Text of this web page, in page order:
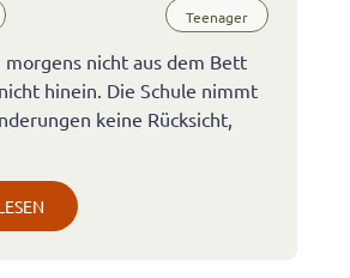
Teenager
morgens nicht aus dem Bett
hinein. Die Schule nimmt
keine Rücksicht,